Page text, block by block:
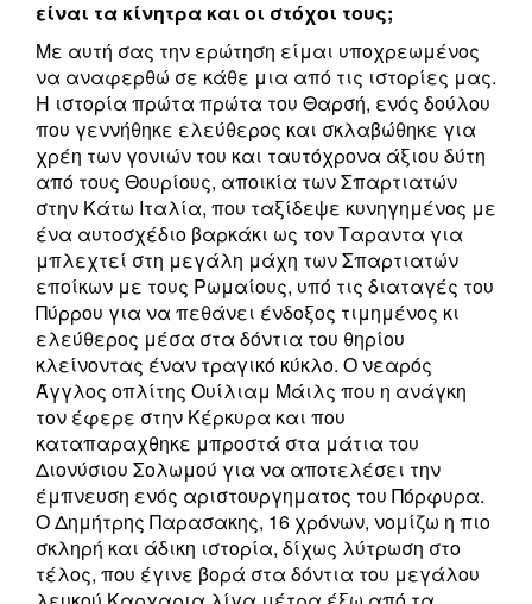
είναι τα κίνητρα και οι στόχοι τους;
Με αυτή σας την ερώτηση είμαι υποχρεωμένος
να αναφερθώ σε κάθε μια από τις ιστορίες μας.
Η ιστορία πρώτα πρώτα του Θαρσή, ενός δούλου
που γεννήθηκε ελεύθερος και σκλαβώθηκε για
χρέη των γονιών του και ταυτόχρονα άξιου δύτη
από τους Θουρίους, αποικία των Σπαρτιατών
στην Κάτω Ιταλία, που ταξίδεψε κυνηγημένος με
ένα αυτοσχέδιο βαρκάκι ως τον Ταραντα για
μπλεχτεί στη μεγάλη μάχη των Σπαρτιατών
εποίκων με τους Ρωμαίους, υπό τις διαταγές του
Πύρρου για να πεθάνει ένδοξος τιμημένος κι
ελεύθερος μέσα στα δόντια του θηρίου
κλείνοντας έναν τραγικό κύκλο. Ο νεαρός
Άγγλος οπλίτης Ουίλιαμ Μάιλς που η ανάγκη
τον έφερε στην Κέρκυρα και που
καταπαραχθηκε μπροστά στα μάτια του
Διονύσιου Σολωμού για να αποτελέσει την
έμπνευση ενός αριστουργηματος του Πόρφυρα.
Ο Δημήτρης Παρασακης, 16 χρόνων, νομίζω η πιο
σκληρή και άδικη ιστορία, δίχως λύτρωση στο
τέλος, που έγινε βορά στα δόντια του μεγάλου